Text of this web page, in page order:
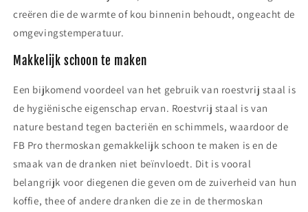
creëren die de warmte of kou binnenin behoudt, ongeacht de
omgevingstemperatuur.
Makkelijk schoon te maken
Een bijkomend voordeel van het gebruik van roestvrij staal is
de hygiënische eigenschap ervan. Roestvrij staal is van
nature bestand tegen bacteriën en schimmels, waardoor de
FB Pro thermoskan gemakkelijk schoon te maken is en de
smaak van de dranken niet beïnvloedt. Dit is vooral
belangrijk voor diegenen die geven om de zuiverheid van hun
koffie, thee of andere dranken die ze in de thermoskan